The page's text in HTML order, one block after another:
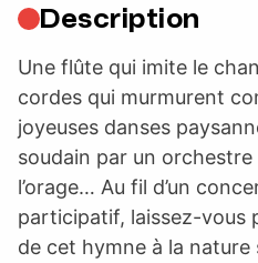
Description
Une flûte qui imite le
cordes qui murmurent
joyeuses danses
soudain par un
l’orage… Au fil d’un
participatif, laissez-vous
de cet hymne à la nature